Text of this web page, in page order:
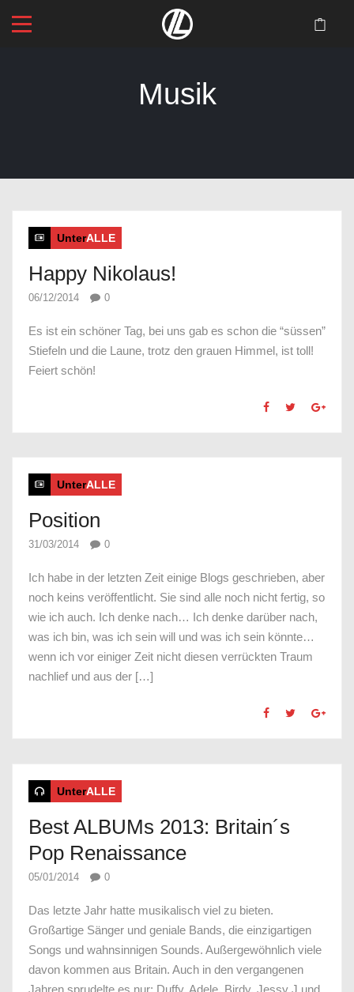
Musik
UnterALLE
Happy Nikolaus!
06/12/2014 0
Es ist ein schöner Tag, bei uns gab es schon die “süssen”
Stiefeln und die Laune, trotz den grauen Himmel, ist toll!
Feiert schön!
UnterALLE
Position
31/03/2014 0
Ich habe in der letzten Zeit einige Blogs geschrieben, aber
noch keins veröffentlicht. Sie sind alle noch nicht fertig, so
wie ich auch. Ich denke nach… Ich denke darüber nach,
was ich bin, was ich sein will und was ich sein könnte…
wenn ich vor einiger Zeit nicht diesen verrückten Traum
nachlief und aus der […]
UnterALLE
Best ALBUMs 2013: Britain´s
Pop Renaissance
05/01/2014 0
Das letzte Jahr hatte musikalisch viel zu bieten.
Großartige Sänger und geniale Bands, die einzigartigen
Songs und wahnsinnigen Sounds. Außergewöhnlich viele
davon kommen aus Britain. Auch in den vergangenen
Jahren sprudelte es nur: Duffy, Adele, Birdy, Jessy J und